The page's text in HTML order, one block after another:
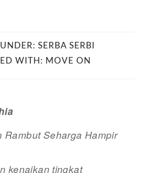
SERBA SERBI
WITH: MOVE ON
Rambut Seharga Hampir
kenaikan tingkat